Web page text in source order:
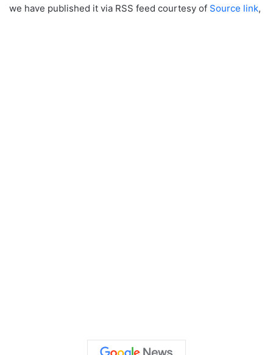
we have published it via RSS feed courtesy of Source link,